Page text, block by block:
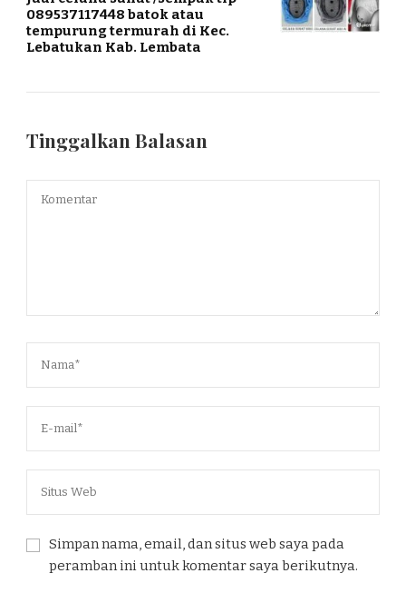
089537117448 batok atau
tempurung termurah di Kec.
Lebatukan Kab. Lembata
Tinggalkan Balasan
Simpan nama, email, dan situs web saya pada
peramban ini untuk komentar saya berikutnya.